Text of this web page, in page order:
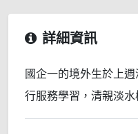
詳細資訊
國企一的境外生於上
行服務學習，清親淡水